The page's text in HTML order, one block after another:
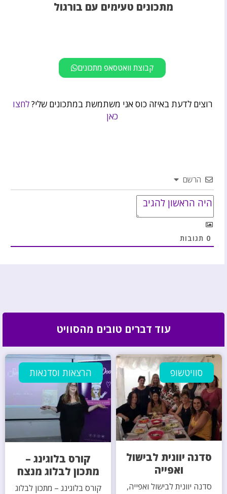
מתכונים טעימים עם בורגול
קבוצת וואטסאפ מתכונים
רוצים לדעת באיזה כוס אני משתמשת במתכונים שלי?לחצו
כאן
הרשם
0 תגובות
עוד דברים טובים מהסוויט
סוויטשופ
סדנה יוונית לבישול
ואפייה
סדנה יוונית לבישול ואפייה,
הרצאות וסדנאות
קורס בלוגינג –
מתכון לבלוג מנצח
קורס בלוגינג – מתכון לבלוג